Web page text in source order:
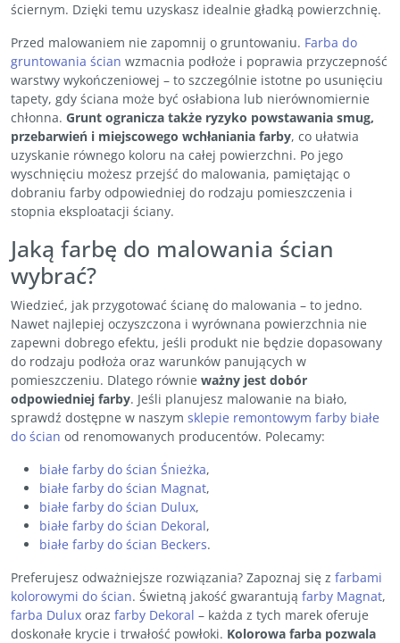
ściernym. Dzięki temu uzyskasz idealnie gładką powierzchnię.
Przed malowaniem nie zapomnij o gruntowaniu. Farba do
gruntowania ścian wzmacnia podłoże i poprawia przyczepność
warstwy wykończeniowej – to szczególnie istotne po usunięciu
tapety, gdy ściana może być osłabiona lub nierównomiernie
chłonna. Grunt ogranicza także ryzyko powstawania smug,
przebarwień i miejscowego wchłaniania farby, co ułatwia
uzyskanie równego koloru na całej powierzchni. Po jego
wyschnięciu możesz przejść do malowania, pamiętając o
dobraniu farby odpowiedniej do rodzaju pomieszczenia i
stopnia eksploatacji ściany.
Jaką farbę do malowania ścian
wybrać?
Wiedzieć, jak przygotować ścianę do malowania – to jedno.
Nawet najlepiej oczyszczona i wyrównana powierzchnia nie
zapewni dobrego efektu, jeśli produkt nie będzie dopasowany
do rodzaju podłoża oraz warunków panujących w
pomieszczeniu. Dlatego równie ważny jest dobór
odpowiedniej farby. Jeśli planujesz malowanie na biało,
sprawdź dostępne w naszym sklepie remontowym farby białe
do ścian od renomowanych producentów. Polecamy:
białe farby do ścian Śnieżka,
białe farby do ścian Magnat,
białe farby do ścian Dulux,
białe farby do ścian Dekoral,
białe farby do ścian Beckers.
Preferujesz odważniejsze rozwiązania? Zapoznaj się z farbami
kolorowymi do ścian. Świetną jakość gwarantują farby Magnat,
farba Dulux oraz farby Dekoral – każda z tych marek oferuje
doskonałe krycie i trwałość powłoki. Kolorowa farba pozwala